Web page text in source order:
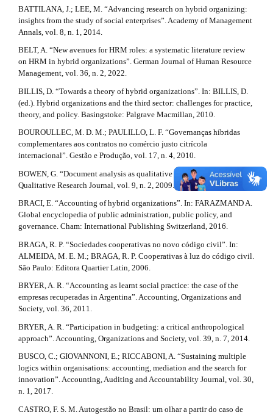
e
_
m
e
n
u
s
i
d
e
b
a
#
#
.
d
e
t
a
i
l
s
#
#
BATTILANA, J.; LEE, M. “Advancing research on hybrid organizing:
insights from the study of social enterprises”. Academy of Management
Annals, vol. 8, n. 1, 2014.
BELT, A. “New avenues for HRM roles: a systematic literature review
on HRM in hybrid organizations”. German Journal of Human Resource
Management, vol. 36, n. 2, 2022.
BILLIS, D. “Towards a theory of hybrid organizations”. In: BILLIS, D.
(ed.). Hybrid organizations and the third sector: challenges for practice,
theory, and policy. Basingstoke: Palgrave Macmillan, 2010.
BOUROULLEC, M. D. M.; PAULILLO, L. F. “Governanças híbridas
complementares aos contratos no comércio justo citrícola
internacional”. Gestão e Produção, vol. 17, n. 4, 2010.
BOWEN, G. “Document analysis as qualitative research method”.
Qualitative Research Journal, vol. 9, n. 2, 2009.
BRACI, E. “Accounting of hybrid organizations”. In: FARAZMAND A.
Global encyclopedia of public administration, public policy, and
governance. Cham: International Publishing Switzerland, 2016.
BRAGA, R. P. “Sociedades cooperativas no novo código civil”. In:
ALMEIDA, M. E. M.; BRAGA, R. P. Cooperativas à luz do código civil.
São Paulo: Editora Quartier Latin, 2006.
BRYER, A. R. “Accounting as learnt social practice: the case of the
empresas recuperadas in Argentina”. Accounting, Organizations and
Society, vol. 36, 2011.
BRYER, A. R. “Participation in budgeting: a critical anthropological
approach”. Accounting, Organizations and Society, vol. 39, n. 7, 2014.
BUSCO, C.; GIOVANNONI, E.; RICCABONI, A. “Sustaining multiple
logics within organisations: accounting, mediation and the search for
innovation”. Accounting, Auditing and Accountability Journal, vol. 30,
n. 1, 2017.
CASTRO, F. S. M. Autogestão no Brasil: um olhar a partir do caso de